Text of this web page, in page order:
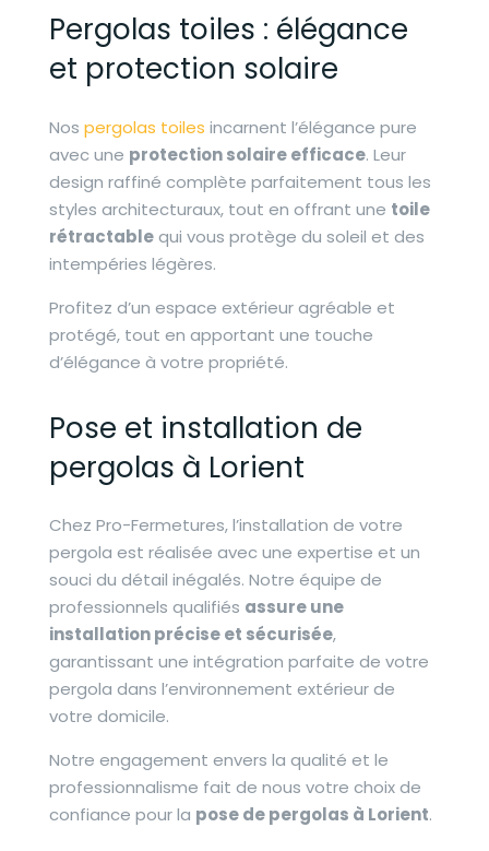
Pergolas toiles : élégance
et protection solaire
Nos pergolas toiles incarnent l’élégance pure
avec une protection solaire efficace. Leur
design raffiné complète parfaitement tous les
styles architecturaux, tout en offrant une toile
rétractablequi vous protège du soleil et des
intempéries légères.
Profitez d’un espace extérieur agréable et
protégé, tout en apportant une touche
d’élégance à votre propriété.
Pose et installation de
pergolas à Lorient
Chez Pro-Fermetures, l’installation de votre
pergola est réalisée avec une expertise et un
souci du détail inégalés. Notre équipe de
professionnels qualifiés assure une
installation précise et sécurisée,
garantissant une intégration parfaite de votre
pergola dans l’environnement extérieur de
votre domicile.
Notre engagement envers la qualité et le
professionnalisme fait de nous votre choix de
confiance pour la pose de pergolas à Lorient.